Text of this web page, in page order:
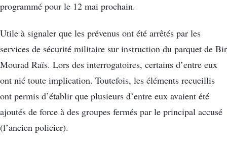
programmé pour le 12 mai prochain.
Utile à signaler que les prévenus ont été arrêtés par les
services de sécurité militaire sur instruction du parquet de Bir
Mourad Raïs. Lors des interrogatoires, certains d’entre eux
ont nié toute implication. Toutefois, les éléments recueillis
ont permis d’établir que plusieurs d’entre eux avaient été
ajoutés de force à des groupes fermés par le principal accusé
(l’ancien policier).